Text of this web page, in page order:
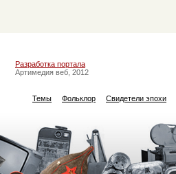
Разработка портала
Артимедия веб, 2012
Темы Фольклор Свидетели эпохи